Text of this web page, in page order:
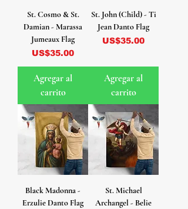
St. Cosmo & St.
Damian - Marassa
Jumeaux Flag
Precio
US$35.00
Agregar al
carrito
St. John (Child) - Ti
Jean Danto Flag
Precio
US$35.00
Agregar al
carrito
Black Madonna -
Erzulie Danto Flag
St. Michael
Archangel - Belie